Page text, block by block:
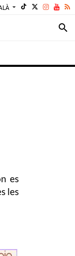
search
es
les